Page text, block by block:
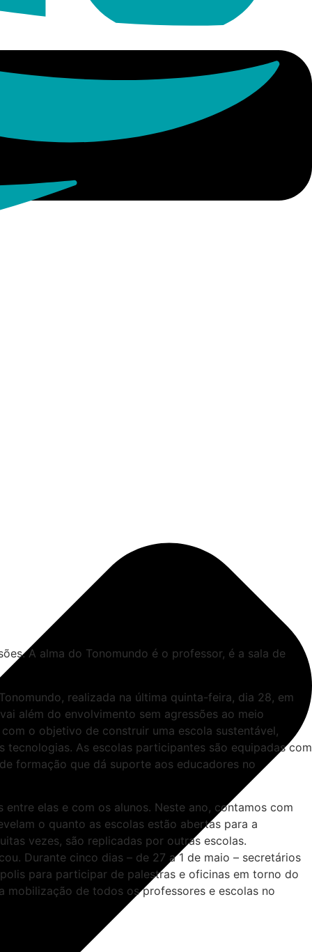
A alma do Tonomundo é o professor, é a sala de
realizada na última quinta-feira, dia 28, em
além do envolvimento sem agressões ao meio
o objetivo de construir uma escola sustentável,
As escolas participantes são equipadas com
formação que dá suporte aos educadores no
elas e com os alunos. Neste ano, contamos com
o quanto as escolas estão abertas para a
vezes, são replicadas por outras escolas.
Durante cinco dias – de 27 a 1 de maio – secretários
para participar de palestras e oficinas em torno do
mobilização de todos os professores e escolas no